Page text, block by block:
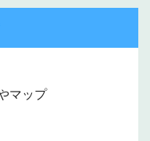
マップ